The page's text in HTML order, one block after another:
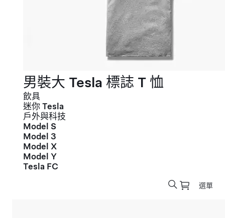
男裝大 Tesla 標誌 T 恤
飲具
迷你 Tesla
戶外與科技
Model S
Model 3
Model X
Model Y
Tesla FC
選單